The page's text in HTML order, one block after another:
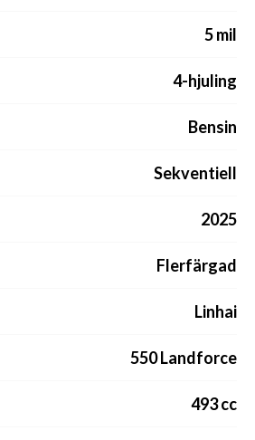
5 mil
4-hjuling
Bensin
Sekventiell
2025
Flerfärgad
Linhai
550 Landforce
493 cc